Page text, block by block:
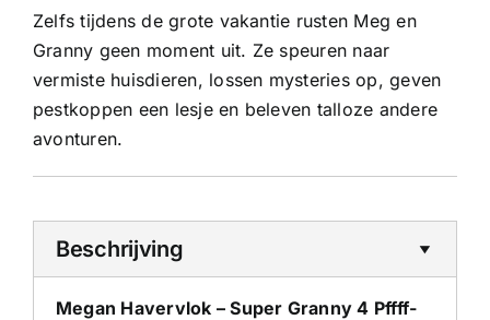
Zelfs tijdens de grote vakantie rusten Meg en
Granny geen moment uit. Ze speuren naar
vermiste huisdieren, lossen mysteries op, geven
pestkoppen een lesje en beleven talloze andere
avonturen.
Beschrijving
Megan Havervlok – Super Granny 4 Pffff-